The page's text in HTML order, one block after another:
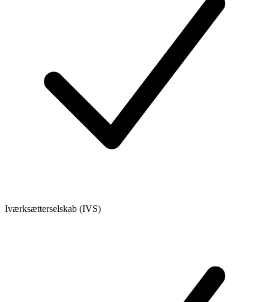
Iværksætterselskab (IVS)